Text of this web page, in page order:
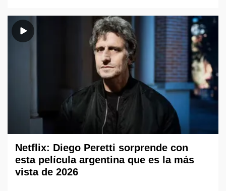
Netflix: Diego Peretti sorprende con
esta película argentina que es la más
vista de 2026